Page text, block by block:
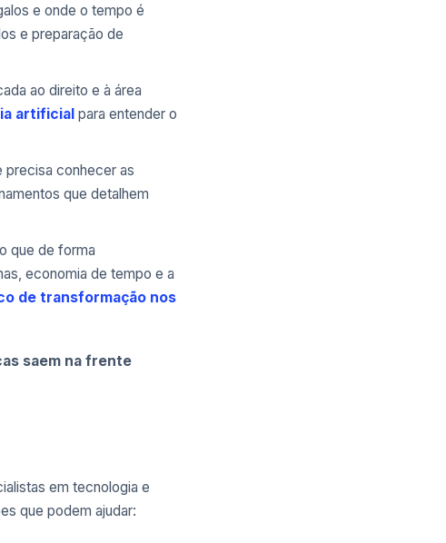
e onde o tempo é
e preparação de
ao direito e à área
artificial para entender o
precisa conhecer as
que detalhem
que de forma
economia de tempo e a
de transformação nos
saem na frente
em tecnologia e
que podem ajudar: